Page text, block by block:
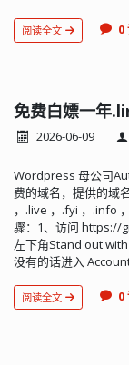
的还有不少，有喜欢
的好的组合估计不也
阅读全文 0
免费白嫖一年
2026-06-09
Wordpress 母公司
费的域名，提供的域
，.live ，.fyi ，.info
骤：1、访问 https://
左下角Stand out
没有的话进入
阅读全文 0